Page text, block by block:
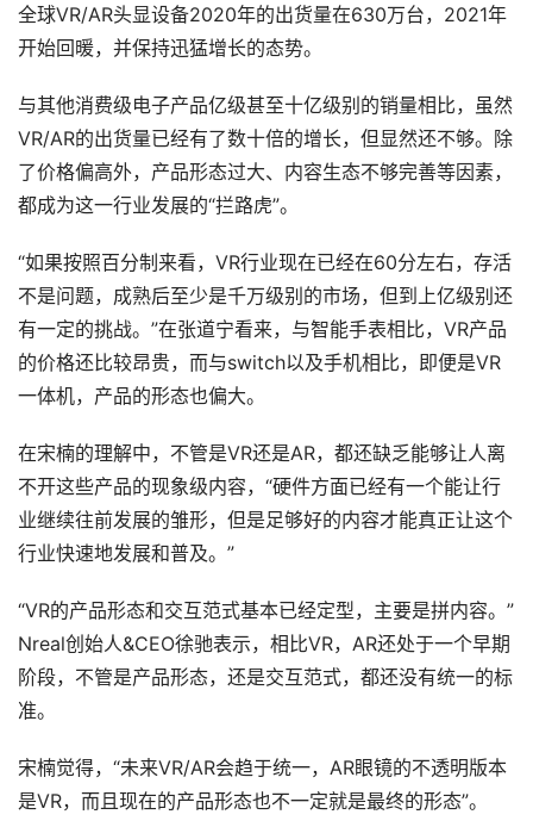
资
源
载
V
R
坛
社
区
全球VR/AR头显设备2020年的出货量在630万台，2021年
开始回暖，并保持迅猛增长的态势。
与其他消费级电子产品亿级甚至十亿级别的销量相比，虽然
VR/AR的出货量已经有了数十倍的增长，但显然还不够。除
了价格偏高外，产品形态过大、内容生态不够完善等因素，
都成为这一行业发展的“拦路虎”。
“如果按照百分制来看，VR行业现在已经在60分左右，存活
不是问题，成熟后至少是千万级别的市场，但到上亿级别还
有一定的挑战。”在张道宁看来，与智能手表相比，VR产品
的价格还比较昂贵，而与switch以及手机相比，即便是VR
一体机，产品的形态也偏大。
在宋楠的理解中，不管是VR还是AR，都还缺乏能够让人离
不开这些产品的现象级内容，“硬件方面已经有一个能让行
业继续往前发展的雏形，但是足够好的内容才能真正让这个
行业快速地发展和普及。”
“VR的产品形态和交互范式基本已经定型，主要是拼内容。”
Nreal创始人&CEO徐驰表示，相比VR，AR还处于一个早期
阶段，不管是产品形态，还是交互范式，都还没有统一的标
准。
宋楠觉得，“未来VR/AR会趋于统一，AR眼镜的不透明版本
是VR，而且现在的产品形态也不一定就是最终的形态”。